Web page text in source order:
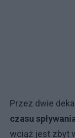
Przez dwie
czasu
wciąż jest zbyt